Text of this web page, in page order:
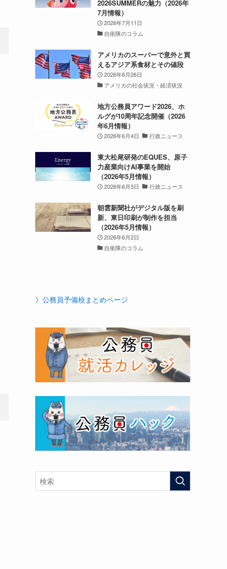
2026SUMMERの魅力（2026年
7月情報）
2026年7月11日
自衛隊のコラム
アメリカのスーパーで意外と買
えるアジア系食材とその値段
2026年6月26日
アメリカの社会状況・経済状況
地方公務員アワード2026、ホ
ルグが10周年記念開催（2026
年6月情報）
2026年6月4日 行政ニュース
東大松尾研発のEQUES、原子
力産業向けAI事業を開始
（2026年5月情報）
2026年6月3日 行政ニュース
朝雲新聞社がデジタル版を刷
新、東日印刷が制作を担当
（2026年5月情報）
2026年6月2日
自衛隊のコラム
》公務員予備校まとめページ